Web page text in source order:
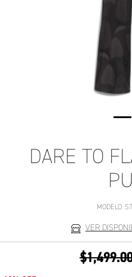
DARE TO
MODELO:
VER
PRECIO